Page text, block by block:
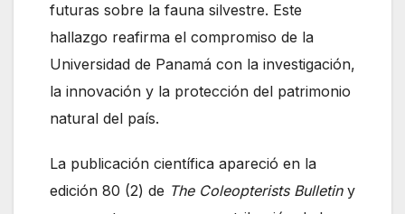
futuras sobre la fauna silvestre. Este
hallazgo reafirma el compromiso de la
Universidad de Panamá con la investigación,
la innovación y la protección del patrimonio
natural del país.
La publicación científica apareció en la
edición 80 (2) de The Coleopterists Bulletiny